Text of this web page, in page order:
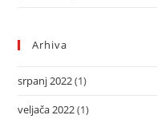
Arhiva
srpanj 2022(1)
veljača 2022(1)